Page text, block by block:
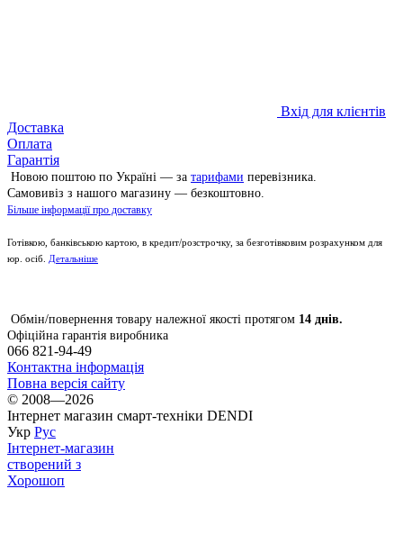
Вхід для клієнтів
Доставка
Оплата
Гарантія
Новою поштою по Україні — за тарифами перевізника.
Самовивіз з нашого магазину — безкоштовно.
Більше інформації про доставку
Готівкою, банківською картою, в кредит/розстрочку, за безготівковим розрахунком для
юр. осіб. Детальніше
Обмін/повернення товару належної якості протягом 14 днів.
Офіційна гарантія виробника
066 821-94-49
Контактна інформація
Повна версія сайту
© 2008—2026
Інтернет магазин смарт-техніки DENDI
Укр Рус
Інтернет-магазин
створений з
Хорошоп